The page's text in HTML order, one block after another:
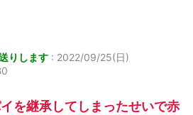
りします : 2022/09/25(日)
を継承してしまったせいで赤